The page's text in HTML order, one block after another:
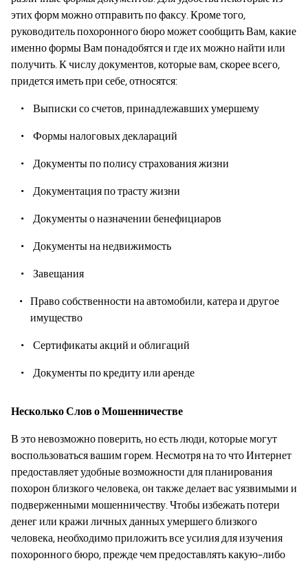
этих форм можно отправить по факсу. Кроме того,
руководитель похоронного бюро может сообщить Вам, какие
именно формы Вам понадобятся и где их можно найти или
получить. К числу документов, которые вам, скорее всего,
придется иметь при себе, относятся:
Выписки со счетов, принадлежавших умершему
Формы налоговых деклараций
Документы по полису страхования жизни
Документация по трасту жизни
Документы о назначении бенефициаров
Документы на недвижимость
Завещания
Право собственности на автомобили, катера и другое
имущество
Сертификаты акций и облигаций
Документы по кредиту или аренде
Несколько Слов о Мошенничестве
В это невозможно поверить, но есть люди, которые могут
воспользоваться вашим горем. Несмотря на то что Интернет
предоставляет удобные возможности для планирования
похорон близкого человека, он также делает вас уязвимыми и
подверженными мошенничеству. Чтобы избежать потери
денег или кражи личных данных умершего близкого
человека, необходимо приложить все усилия для изучения
похоронного бюро, прежде чем предоставлять какую-либо